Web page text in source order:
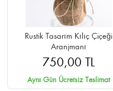
Rustik Tasarım Kılıç Çiçeği
Aranjmanı
750,00 TL
Aynı Gün Ücretsiz Teslimat